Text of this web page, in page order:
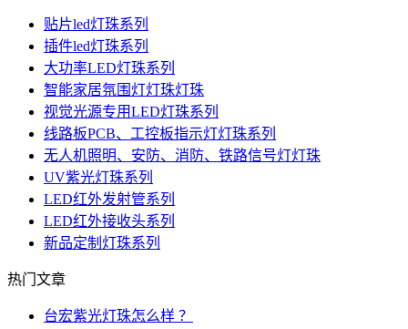
贴片led灯珠系列
插件led灯珠系列
大功率LED灯珠系列
智能家居氛围灯灯珠灯珠
视觉光源专用LED灯珠系列
线路板PCB、工控板指示灯灯珠系列
无人机照明、安防、消防、铁路信号灯灯珠
UV紫光灯珠系列
LED红外发射管系列
LED红外接收头系列
新品定制灯珠系列
热门文章
台宏紫光灯珠怎么样 ？